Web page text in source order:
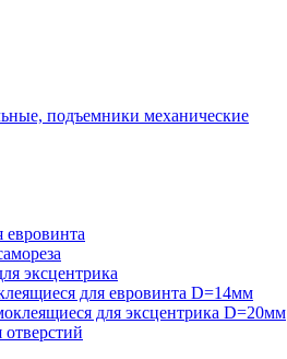
подъемники механические
евровинта
эксцентрика
для евровинта D=14мм
для эксцентрика D=20мм